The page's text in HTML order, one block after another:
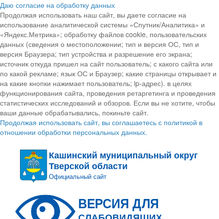
Даю согласие на обработку данных
Продолжая использовать наш сайт, вы даете согласие на
использование аналитической системы «Спутник/Аналитика» и
«Яндекс.Метрика»; обработку файлов cookie, пользовательских
данных (сведения о местоположении; тип и версия ОС, тип и
версия Браузера; тип устройства и разрешение его экрана;
источник откуда пришел на сайт пользователь; с какого сайта или
по какой рекламе; язык ОС и Браузер; какие страницы открывает и
на какие кнопки нажимает пользователь; ip-адрес). в целях
функционирования сайта, проведения ретаргетинга и проведения
статистических исследований и обзоров. Если вы не хотите, чтобы
ваши данные обрабатывались, покиньте сайт.
Продолжая использовать сайт, вы соглашаетесь с политикой в
отношении обработки персональных данных.